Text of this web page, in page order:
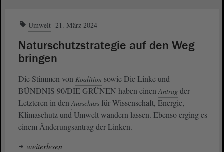
Umwelt 21. März 2024
Naturschutzstrategie auf den Weg
bringen
Die Stimmen von Koalition sowie Die Linke und
BÜNDNIS 90/DIE GRÜNEN haben einen Antrag der
Letzteren in den Ausschuss für Wissenschaft, Energie,
Klimaschutz und Umwelt wandern lassen. Ebenso erging es
einem Änderungsantrag der Linken.
weiterlesen